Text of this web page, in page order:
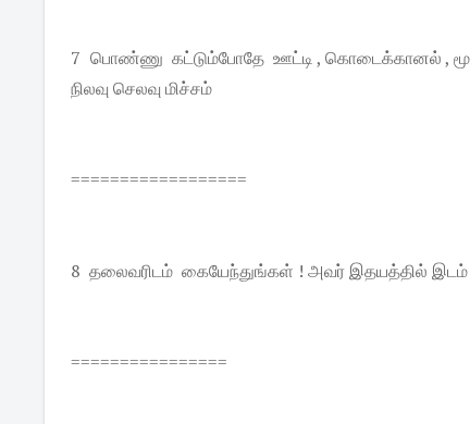
7 பொண்ணு கட்டும்போதே ஊட்டி , கொடைக்கானல் ,
நிலவு செலவு மிச்சம்
==================
8 தலைவரிடம் கையேந்துங்கள் ! அவர் இதயத்தில்
================